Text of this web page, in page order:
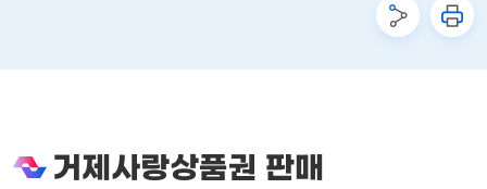
거제사랑상품권 판매